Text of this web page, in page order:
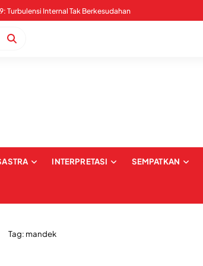
INTERPRETASI SEMPATKAN
Tag: mandek